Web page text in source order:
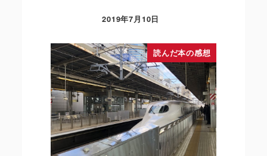
2019年7月10日
読んだ本の感想